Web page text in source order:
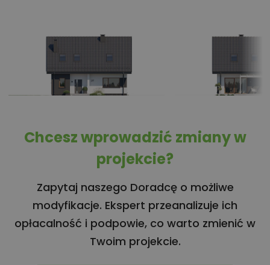
Chcesz wprowadzić zmiany w
projekcie?
Zapytaj naszego Doradcę o możliwe
modyfikacje. Ekspert przeanalizuje ich
opłacalność i podpowie, co warto zmienić w
Twoim projekcie.